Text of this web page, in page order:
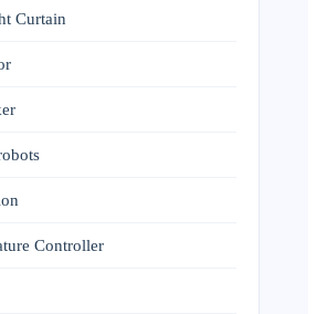
Curtain
Controller